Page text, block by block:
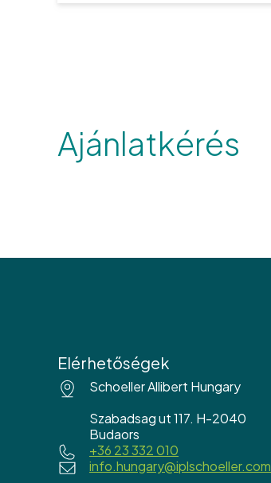
Ajánlatkérés
Elérhetőségek
Schoeller Allibert Hungary
Szabadsag ut 117. H-2040
Budaors
+36 23 332 010
info.hungary@iplschoeller.com